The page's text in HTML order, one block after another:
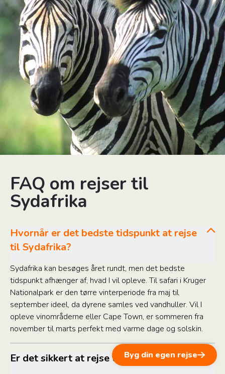
Byg din egen rejse
FAQ om rejser til
Sydafrika
Hvornår er det bedste tidspunkt at rejse
til Sydafrika?
Sydafrika kan besøges året rundt, men det bedste
tidspunkt afhænger af, hvad I vil opleve. Til safari i Kruger
Nationalpark er den tørre vinterperiode fra maj til
september ideel, da dyrene samles ved vandhuller. Vil I
opleve vinområderne eller Cape Town, er sommeren fra
november til marts perfekt med varme dage og solskin.
Er det sikkert at rejse til Sydafrika?